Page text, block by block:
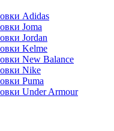
Adidas
Joma
Jordan
Kelme
New Balance
Nike
Puma
Under Armour